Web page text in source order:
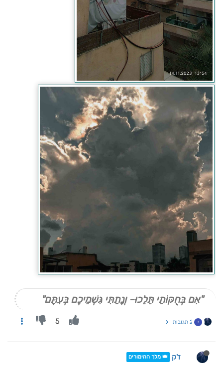
"אִם בְּחֻקּוֹתַי תֵּלֵכוּ- וְנָתַתִּי גִּשְׁמֵיכֶם בְּעִתָּם"
י 2 תגובות 5
ז'ק 👑 מלך ההימורים